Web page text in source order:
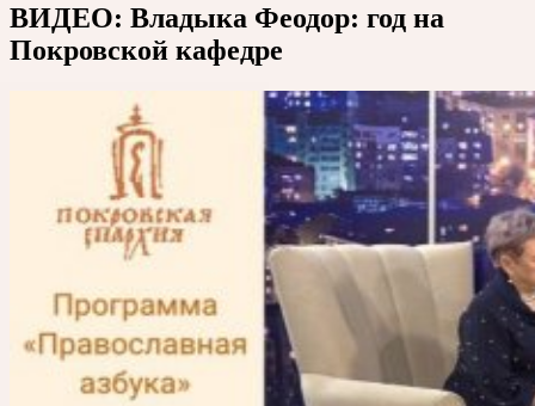
ВИДЕО: Владыка Феодор: год на
Покровской кафедре